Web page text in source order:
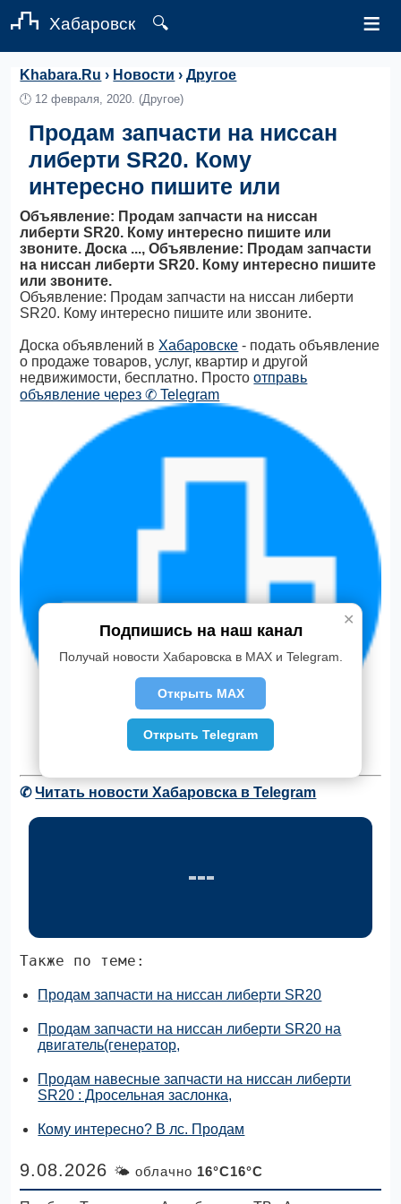
Хабаровск 🔍 ≡
Khabara.Ru › Новости ›Другое
🕛 12 февраля, 2020. (Другое)
Продам запчасти на ниссан
либерти SR20. Кому
интересно пишите или
Объявление: Продам запчасти на ниссан
либерти SR20. Кому интересно пишите или
звоните. Доска ..., Объявление: Продам запчасти
на ниссан либерти SR20. Кому интересно пишите
или звоните.
Объявление: Продам запчасти на ниссан либерти
SR20. Кому интересно пишите или звоните.
Доска объявлений в Хабаровске - подать объявление
о продаже товаров, услуг, квартир и другой
недвижимости, бесплатно. Простоотправь
объявление через ✆ Telegram
✆Читать новости Хабаровска в Telegram
Также по теме:
Продам запчасти на ниссан либерти SR20
Продам запчасти на ниссан либерти SR20 на
двигатель(генератор,
Продам навесные запчасти на ниссан либерти
SR20 : Дросельная заслонка,
Кому интересно? В лс. Продам
✕
Подпишись на наш канал
Получай новости Хабаровска в MAX и Telegram.
Открыть MAX
Открыть Telegram
9.08.2026 🌤 облачно 16°C16°C